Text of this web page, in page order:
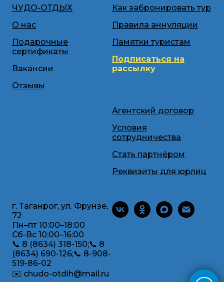
ЧУДО-ОТДЫХ
О нас
Подарочные
сертификаты
Вакансии
Отзывы
Как забронировать тур
Правила аннуляции
Памятки туристам
Подписаться на
рассылку
Агентский договор
Условия
сотрудничества
Стать партнёром
Реквизиты для юрлиц
г. Таганрог, ул. Фрунзе,
72
Пн–пт 10:00–18:00
Сб-Вс 10:00–16:00
📞 8 (8634) 318-150;📞 8
(8634) 690-126;📞 8-908-
519-86-02
✉️ chudo-otdih@mail.ru